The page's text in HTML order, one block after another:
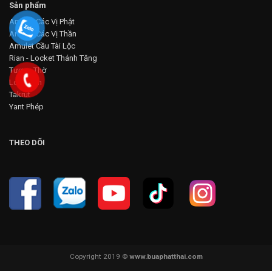
Sản phẩm
Amulet Các Vị Phật
Amulet Các Vị Thần
Amulet Cầu Tài Lộc
Rian - Locket Thánh Tăng
Tượng Thờ
Loop Om
Takrut
Yant Phép
THEO DÕI
Copyright 2019 © www.buaphatthai.com